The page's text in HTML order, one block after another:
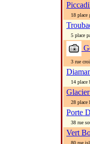
18 place
5 place
3 rue
14 place
28 place
Porte
38 rue
Vert
80 rue